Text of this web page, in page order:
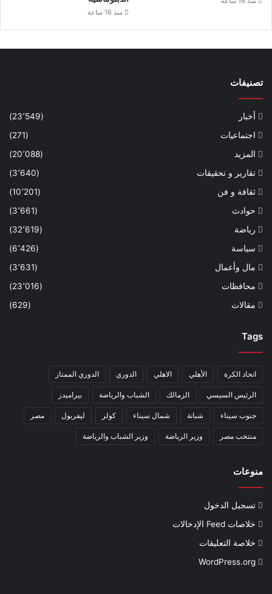
منذ 16 ساعة
تصنيفات
أخبار
(23٬549)
اجتماعيات
(271)
المزيد
(20٬088)
تقارير و تحقيقات
(3٬640)
ثقافة و فن
(10٬201)
حوادث
(3٬661)
رياضة
(32٬619)
سياسة
(6٬426)
مال وأعمال
(3٬631)
محافظات
(23٬016)
مقالات
(629)
Tags
اتحاد الكرة الأهلي الاهلي الدوري الدوري الممتاز
الرئيس السيسي الزمالك الشباب والرياضة بيراميدز
جنوب سيناء شبانة شمال سيناء كولر ليفربول مصر
منتخب مصر وزير الرياضة وزير الشباب والرياضة
منوعات
تسجيل الدخول
خلاصات Feed الإدخالات
خلاصة التعليقات
WordPress.org